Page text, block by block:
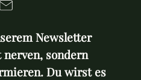
Newsletter
sondern
Du wirst es